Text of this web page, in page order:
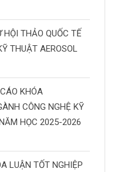
THẢO QUỐC TẾ
THUẬT AEROSOL
KHÓA
CÔNG NGHỆ KỸ
HỌC 2025-2026
LUẬN TỐT NGHIỆP